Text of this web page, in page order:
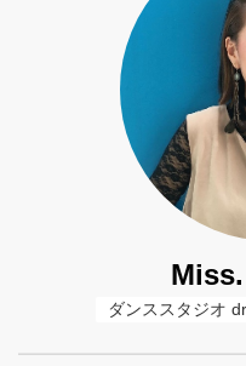
ダンススタジオ